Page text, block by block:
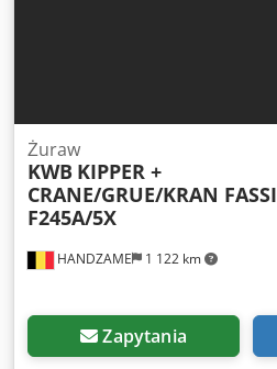
HANDZAME 1 122 km
Żuraw
KWB KIPPER +
CRANE/GRUE/KRAN FASSI
F245A/5X
Zapytania